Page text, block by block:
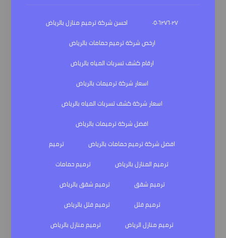
٠٥٠٦٢٧٦٠٢٧
احسن شركة ترميم منازل بالرياض
ارخص شركة ترميم حمامات بالرياض
ارقام كشف تسربات المياه بالرياض
اسعار شركة ترميمات بالرياض
اسعار شركة كشف تسربات المياه بالرياض
افضل شركة ترميمات بالرياض
افضل شركة ترميم حمامات بالرياض
ترميم
ترميم المنازل بالرياض
ترميم حمامات
ترميم شقق
ترميم شقق بالرياض
ترميم فلل
ترميم فلل بالرياض
ترميم منازل الرياض
ترميم منازل بالرياض